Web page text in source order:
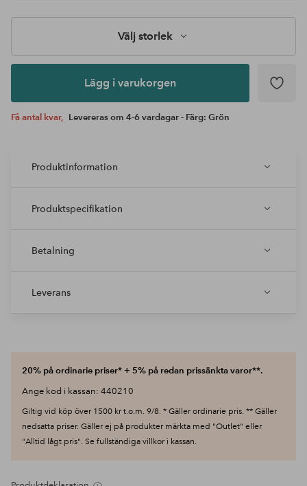
Välj storlek
Lägg i varukorgen
Få antal kvar, Levereras om 4-6 vardagar - Färg: Grön
Produktinformation
Produktspecifikation
Betalning
Leverans
20% på ordinarie priser* + 5% på redan prissänkta varor**.
Ange kod i kassan: 440210
Giltig vid köp över 1500 kr t.o.m. 9/8. * Gäller ordinarie pris. ** Gäller
nedsatta priser. Gäller ej på produkter märkta med "Outlet" eller
"Alltid lågt pris". Se fullständiga villkor i kassan.